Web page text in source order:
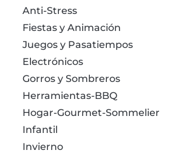
Anti-Stress
Fiestas y Animación
Juegos y Pasatiempos
Electrónicos
Gorros y Sombreros
Herramientas-BBQ
Hogar-Gourmet-Sommelier
Infantil
Invierno